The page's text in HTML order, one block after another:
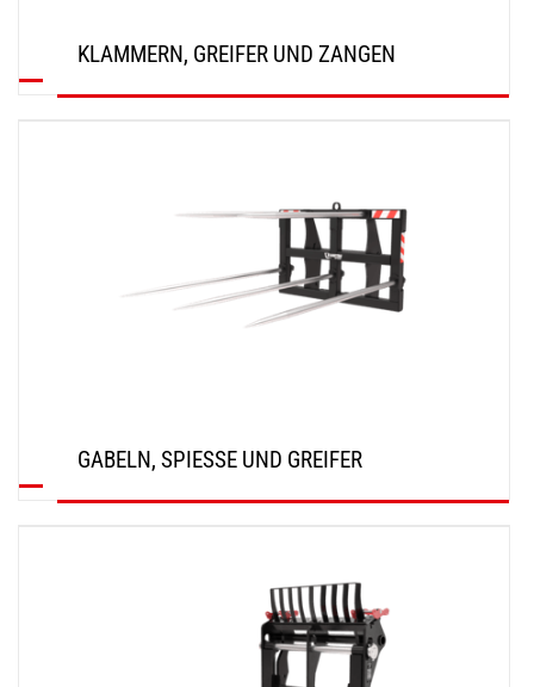
KLAMMERN, GREIFER UND ZANGEN
GABELN, SPIESSE UND GREIFER